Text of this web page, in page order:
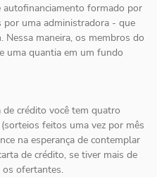
autofinanciamento formado por
uma administradora - que
Nessa maneira, os membros do
uma quantia em um fundo
crédito você tem quatro
feitos uma vez por mês
na esperança de contemplar
de crédito, se tiver mais de
ofertantes.